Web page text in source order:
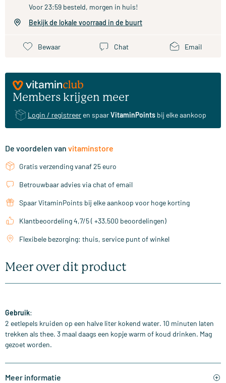
Voor 23:59 besteld, morgen in huis!
Bekijk de lokale voorraad in de buurt
Bewaar Chat Email
Members krijgen meer
Login / registreer en spaarVitaminPoints bij elke aankoop
De voordelen van vitaminstore
Gratis verzending vanaf 25 euro
Betrouwbaar advies via chat of email
Spaar VitaminPoints bij elke aankoop voor hoge korting
Klantbeoordeling 4,7/5 ( +33.500 beoordelingen)
Flexibele bezorging: thuis, service punt of winkel
Meer over dit product
Gebruik:
2 eetlepels kruiden op een halve liter kokend water. 10 minuten laten
trekken als thee. 3 maal daags een kopje warm of koud drinken. Mag
gezoet worden.
Meer informatie